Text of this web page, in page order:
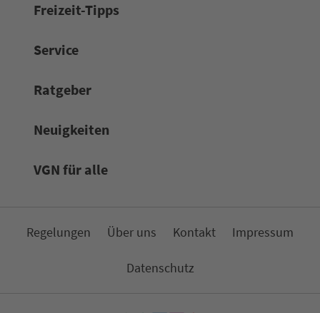
Frei­zeit-Tipps
Service
Rat­ge­ber
Neuigkeiten
VGN für alle
Re­ge­lungen Über uns Kon­takt Impressum
Da­ten­schutz